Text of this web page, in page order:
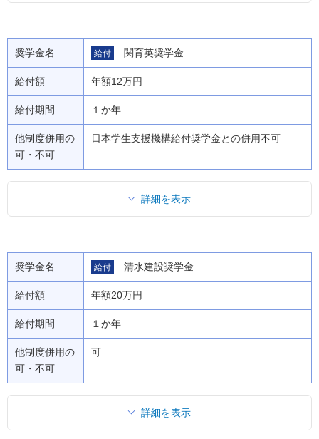
奨学金名 給付 関育英奨学金
給付額 年額12万円
給付期間 １か年
他制度併用の
可・不可
日本学生支援機構給付奨学金との併用不可
詳細を表示
奨学金名 給付 清水建設奨学金
給付額 年額20万円
給付期間 １か年
他制度併用の
可・不可
可
詳細を表示